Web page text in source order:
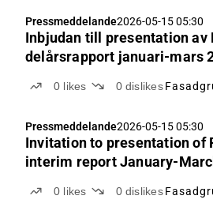
Pressmeddelande2026-05-15 05:30
Inbjudan till presentation av
delårsrapport januari-mars
0 likes 0 dislikes
Pressmeddelande2026-05-15 05:30
Invitation to presentation of
interim report January-
0 likes 0 dislikes